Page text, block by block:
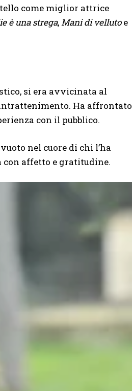
come miglior attrice
è una strega,Mani di vellutoe
si era avvicinata al
Ha affrontato
con il pubblico.
nel cuore di chi l’ha
con affetto e gratitudine.